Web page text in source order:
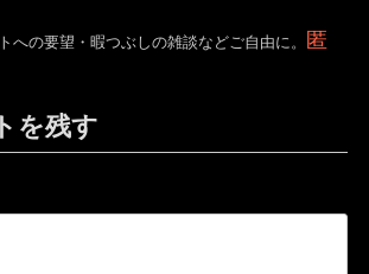
への要望・暇つぶしの雑談などご自由に。
匿
を残す